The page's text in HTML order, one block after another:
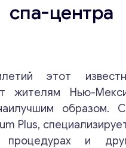
этот
жителям Нью-
образом.
Plus,
процедурах и